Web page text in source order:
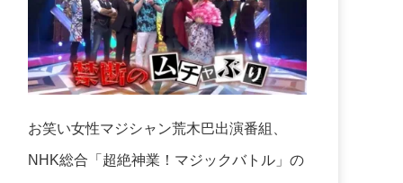
お笑い女性マジシャン荒木巴出演番組、
NHK総合「超絶神業！マジックバトル」の